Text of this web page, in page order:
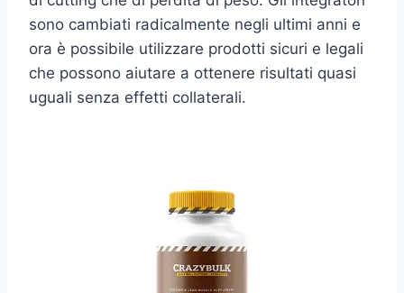
sono cambiati radicalmente negli ultimi anni e
ora è possibile utilizzare prodotti sicuri e legali
che possono aiutare a ottenere risultati quasi
uguali senza effetti collaterali.